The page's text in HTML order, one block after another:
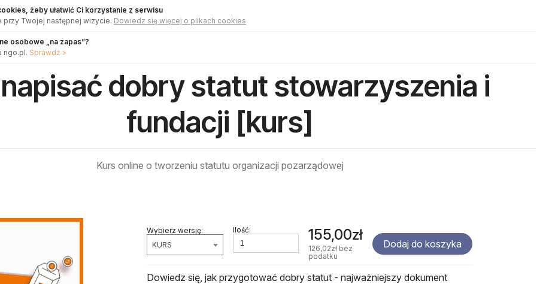
żeby ułatwić Ci korzystanie z serwisu
przy Twojej następnej wizycie. Dowiedz się więcej o plikach cookies
osobowe „na zapas”?
ngo.pl. Sprawdź >
dobry statut stowarzyszenia i
fundacji [kurs]
Kurs online o tworzeniu statutu organizacji pozarządowej
Wybierz wersję:
KURS
Ilość: 155,00zł
126,02zł bez
podatku
Dodaj do koszyka
Dowiedz się, jak przygotować dobry statut - najważniejszy dokument